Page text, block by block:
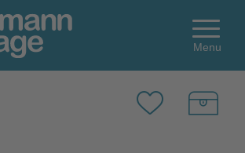
Menu